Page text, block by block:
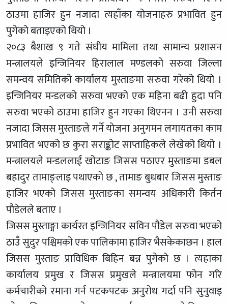
ठाउमा हाजिर हुन नजादा त्यहाँका योजनाहरु प्रभावित हुन
पुगेको बताइएको थियो ।
२०८३ बैशाख ९ गते संघीय मामिला तथा सामान्य प्रशासन
मन्त्रालयले इन्जिनियर हिरालाल मण्डलको सरुवा जिल्ला
समन्वय समितिको कार्यालय मुस्ताङमा सरुवा गरेको थियो ।
इन्जिनियर मन्डलको सरुवा भएको एक महिना बढी हुदा पनि
सरुवा भएको ठाउमा हाजिर हुन गएका थिएनन । उनी सरुवा
नजादा जिसस मुस्ताङले गर्ने योजना अनुगमन लगायतका काम
प्रभावित भएको छ कुरा सराङ्कोट साप्ताहिकले लेखेको थियो ।
मन्त्रालयले मन्डललाई खोटाङ जिसस पठाएर मुस्ताङमा डबल
बहादुर तामाङ्लाइ पथाएको छ , तामाङ बुधबार जिसस मुस्ताङ
हाजिर भएको जिसस मुस्ताङका समन्वय अधिकारी किर्तन
पौडेलले बताए ।
जिसस मुस्ताङ्मा कार्यरत इन्जिनियर सविन पौडेल सरुवा भएको
ठाउँ सुदुर पश्चिमको एक पालिकामा हाजिर भैसकेकाछन । हाल
जिसस मुस्ताङ प्राविधिक बिहिन बन्न पुगेको छ । त्यहाका
कार्यालय प्रमुख र जिसस प्रमुखले मन्त्रालयमा फोन गरि
कर्मचारीको रमाना गर्न पटकपटक अनुरोध गर्दा पनि सुनुवाइ